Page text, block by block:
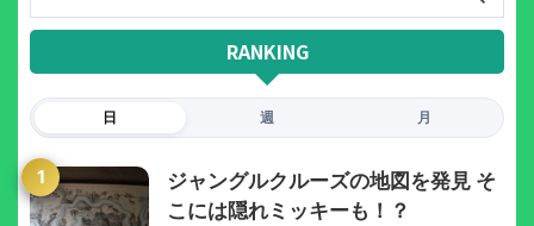
RANKING
日 週 月
1
ジャングルクルーズの地図を発見 そ
こには隠れミッキーも！？